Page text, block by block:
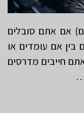
כללית 0.00 ש"ח (1+1 חינם) אם אתם סובלים
בין אם עומדים או
חייבים מדרסים